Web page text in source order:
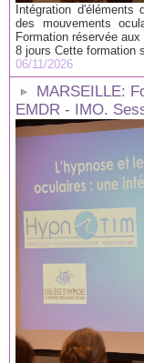
Intégration d'éléments
des mouvements
Formation réservée
8 jours Cette formation
06/11/2026
MARSEILLE:
EMDR - IMO.